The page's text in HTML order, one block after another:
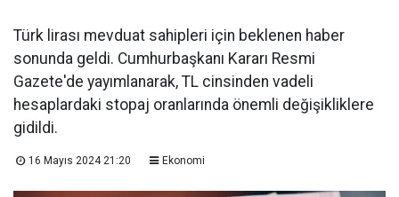
Türk lirası mevduat sahipleri için beklenen haber
sonunda geldi. Cumhurbaşkanı Kararı Resmi
Gazete'de yayımlanarak, TL cinsinden vadeli
hesaplardaki stopaj oranlarında önemli değişikliklere
gidildi.
16 Mayıs 2024 21:20 Ekonomi